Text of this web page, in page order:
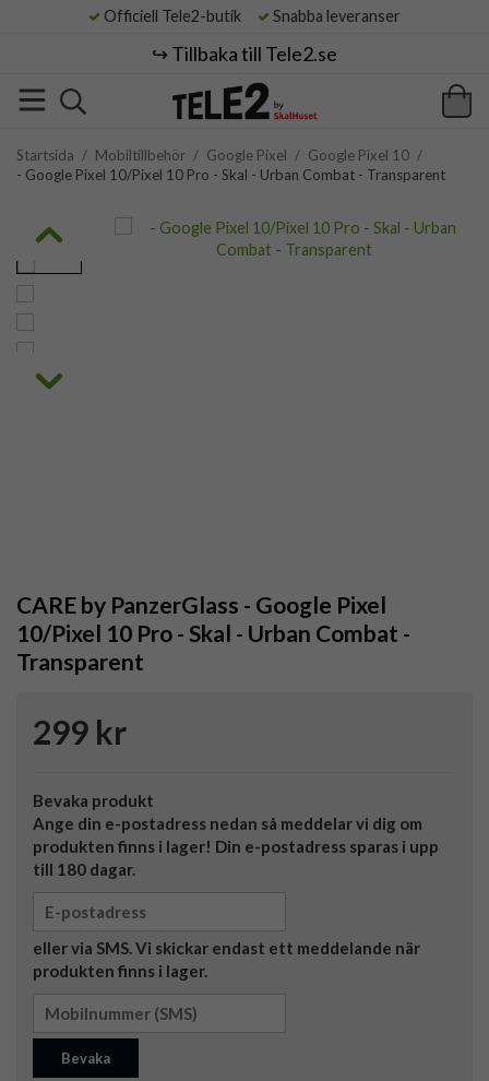
Officiell Tele2-butik Snabba leveranser
↪️ Tillbaka till Tele2.se
Startsida / Mobiltillbehör / Google Pixel / Google Pixel 10 /
- Google Pixel 10/Pixel 10 Pro - Skal - Urban Combat - Transparent
CARE by PanzerGlass - Google Pixel
10/Pixel 10 Pro - Skal - Urban Combat -
Transparent
299 kr
Bevaka produkt
Ange din e-postadress nedan så meddelar vi dig om
produkten finns i lager! Din e-postadress sparas i upp
till 180 dagar.
eller via SMS. Vi skickar endast ett meddelande när
produkten finns i lager.
Bevaka